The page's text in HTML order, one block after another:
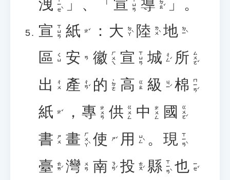
洩 ㄒㄧㄝˋ 」、「 宣 ㄒㄩㄢ 導 ㄉㄠˇ
」。
宣 ㄒㄩㄢ 紙 ㄓˇ ： 大 ㄉㄚˋ 陸 ㄌㄨˋ 地 ㄉㄧˋ
區 ㄑㄩ 安 ㄢ 徽 ㄏㄨㄟ 宣 ㄒㄩㄢ 城 ㄔㄥˊ 所 ㄙㄨㄛˇ
出 ㄔㄨ 產 ㄔㄢˇ 的 ˙ㄉㄜ 高 ㄍㄠ 級 ㄐㄧˊ 棉 ㄇㄧㄢˊ
紙 ㄓˇ ， 專 ㄓㄨㄢ 供 ㄍㄨㄥ 中 ㄓㄨㄥ 國 ㄍㄨㄛˊ
書 ㄕㄨ 畫 ㄏㄨㄚˋ 使 ㄕˇ 用 ㄩㄥˋ 。 現 ㄒㄧㄢˋ
臺 ㄊㄞˊ 灣 ㄨㄢ 南 ㄋㄢˊ 投 ㄊㄡˊ 縣 ㄒㄧㄢˋ 也 ㄧㄝˇ